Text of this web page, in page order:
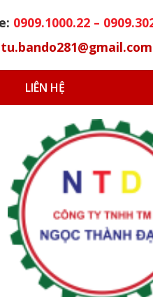
0909.1000.22 –
tu.bando281@gmail.com
LIÊN HỆ